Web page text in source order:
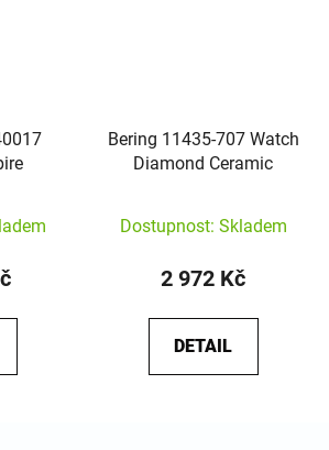
Bering 11435-707 Watch
Diamond Ceramic
Dostupnost: Skladem
2 972 Kč
DETAIL